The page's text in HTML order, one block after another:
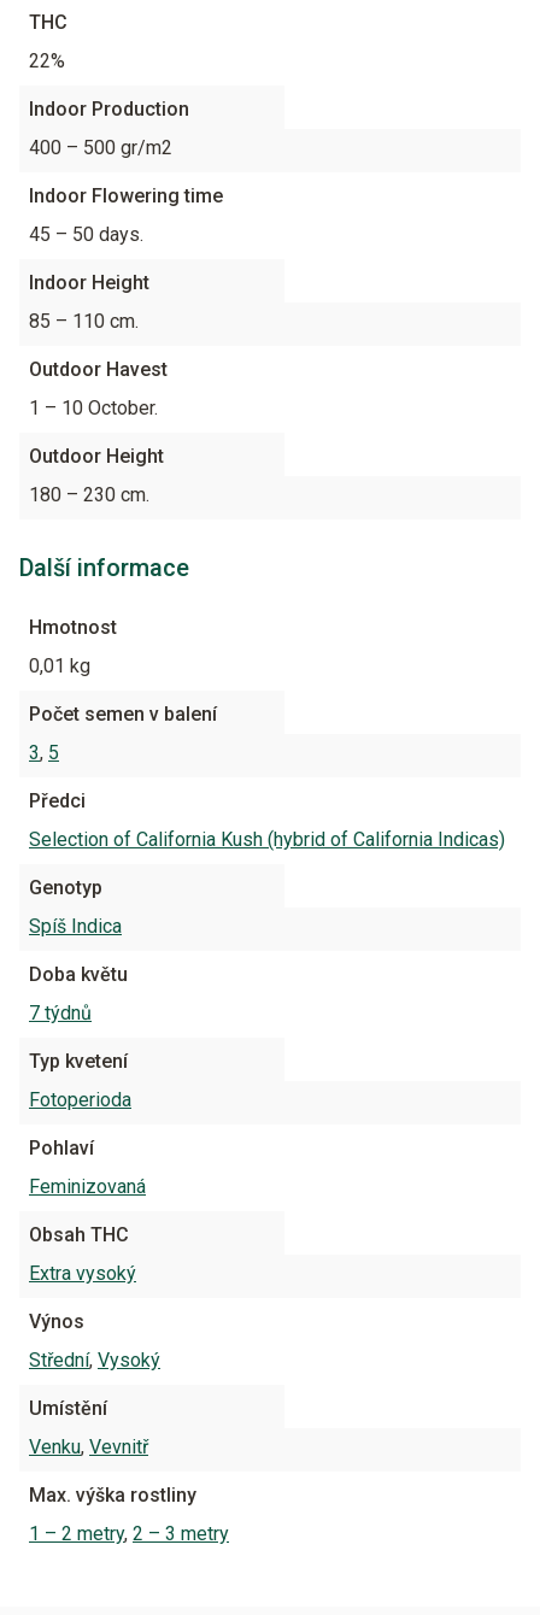
THC
22%
Indoor Production
400 – 500 gr/m2
Indoor Flowering time
45 – 50 days.
Indoor Height
85 – 110 cm.
Outdoor Havest
1 – 10 October.
Outdoor Height
180 – 230 cm.
Další informace
Hmotnost
0,01 kg
Počet semen v balení
3, 5
Předci
Selection of California Kush (hybrid of California Indicas)
Genotyp
Spíš Indica
Doba květu
7 týdnů
Typ kvetení
Fotoperioda
Pohlaví
Feminizovaná
Obsah THC
Extra vysoký
Výnos
Střední, Vysoký
Umístění
Venku, Vevnitř
Max. výška rostliny
1 – 2 metry, 2 – 3 metry